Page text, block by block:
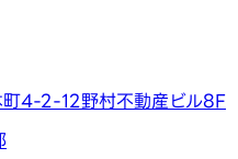
4-2-12野村不動産ビル8F